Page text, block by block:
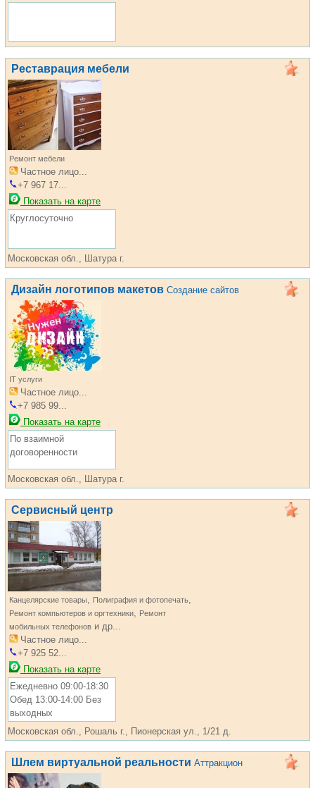
Реставрация мебели
Ремонт мебели
Частное лицо...
+7 967 17...
Показать на карте
Круглосуточно
Московская обл., Шатура г.
Дизайн логотипов макетов Создание сайтов
IT услуги
Частное лицо...
+7 985 99...
Показать на карте
По взаимной
договоренности
Московская обл., Шатура г.
Сервисный центр
Канцелярские товары, Полиграфия и фотопечать,
Ремонт компьютеров и оргтехники, Ремонт
мобильных телефонов и др...
Частное лицо...
+7 925 52...
Показать на карте
Ежедневно 09:00-18:30
Обед 13:00-14:00 Без
выходных
Московская обл., Рошаль г., Пионерская ул., 1/21 д.
Шлем виртуальной реальности Аттракцион